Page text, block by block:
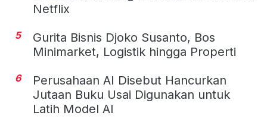
Netflix
5
Gurita Bisnis Djoko Susanto, Bos
Minimarket, Logistik hingga Properti
6
Perusahaan AI Disebut Hancurkan
Jutaan Buku Usai Digunakan untuk
Latih Model AI